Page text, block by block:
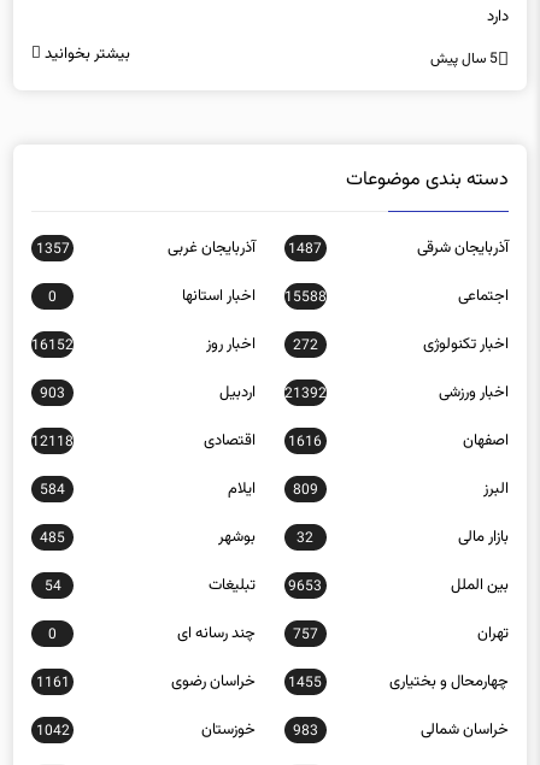
دارد
5 سال پیش بیشتر بخوانید
دسته بندی موضوعات
آذربایجان شرقی 1487 آذربایجان غربی 1357
اجتماعی 15588 اخبار استانها 0
اخبار تکنولوژی 272 اخبار روز 16152
اخبار ورزشی 21392 اردبیل 903
اصفهان 1616 اقتصادی 12118
البرز 809 ایلام 584
بازار مالی 32 بوشهر 485
بین الملل 9653 تبلیغات 54
تهران 757 چند رسانه ای 0
چهارمحال و بختیاری 1455 خراسان رضوی 1161
خراسان شمالی 983 خوزستان 1042